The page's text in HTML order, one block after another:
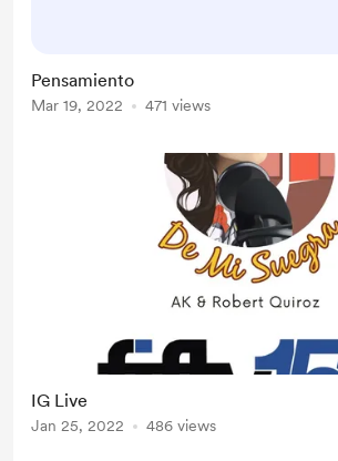
Pensamiento
Mar 19, 2022 471 views
IG Live
Jan 25, 2022 486 views